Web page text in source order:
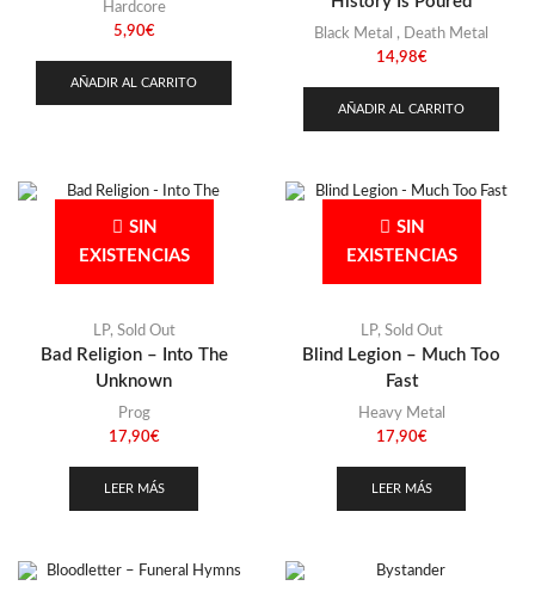
Hardcore
5,90€
AÑADIR AL CARRITO
Black Metal , Death Metal
14,98€
AÑADIR AL CARRITO
SIN
EXISTENCIAS
LP, Sold Out
Bad Religion – Into The
Unknown
Prog
17,90€
LEER MÁS
SIN
EXISTENCIAS
LP, Sold Out
Blind Legion – Much Too
Fast
Heavy Metal
17,90€
LEER MÁS